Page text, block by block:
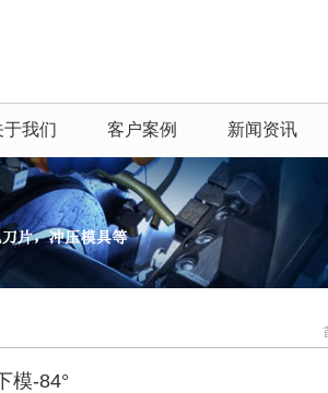
于我们 客户案例 新闻资讯
模-84°